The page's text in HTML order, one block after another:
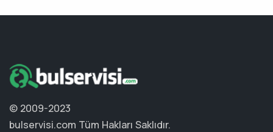
© 2009-2023
bulservisi.com Tüm Hakları Saklıdır.